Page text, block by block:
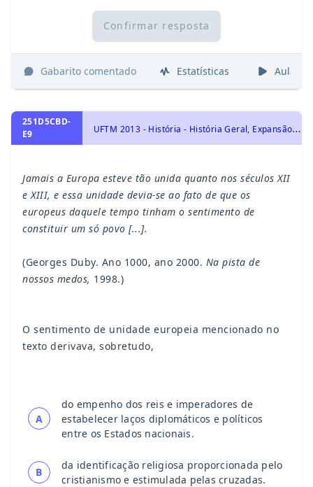
Confirmar resposta
Gabarito comentado Estatísticas Aulas
251D5CBD-
E9
U
FTM 2013 - História - História Geral, Expansão Comercial a Marítima: a busca de novos mundos
Jamais a Europa esteve tão unida quanto nos séculos XII
e XIII, e essa unidade devia-se ao fato de que os
europeus daquele tempo tinham o sentimento de
constituir um só povo [...].
(Georges Duby. Ano 1000, ano 2000. Na pista de
nossos medos, 1998.)
O sentimento de unidade europeia mencionado no
texto derivava, sobretudo,
A
do empenho dos reis e imperadores de
estabelecer laços diplomáticos e políticos
entre os Estados nacionais.
B
da identificação religiosa proporcionada pelo
cristianismo e estimulada pelas cruzadas.